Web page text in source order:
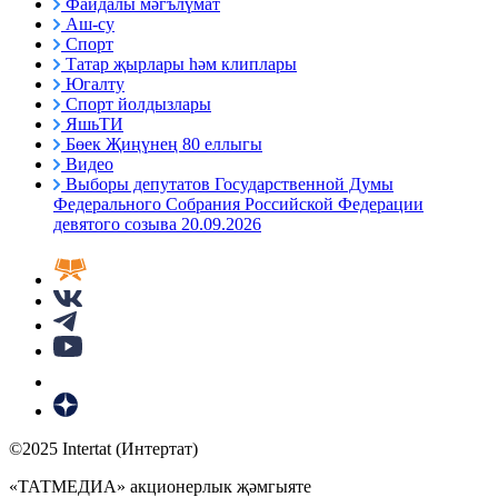
Файдалы мәгълүмат
Аш-су
Спорт
Татар җырлары һәм клиплары
Югалту
Спорт йолдызлары
ЯшьТИ
Бөек Җиңүнең 80 еллыгы
Видео
Выборы депутатов Государственной Думы
Федерального Собрания Российской Федерации
девятого созыва 20.09.2026
©2025 Intertat (Интертат)
«ТАТМЕДИА» акционерлык җәмгыяте